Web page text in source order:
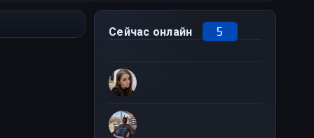
Сейчас онлайн 5